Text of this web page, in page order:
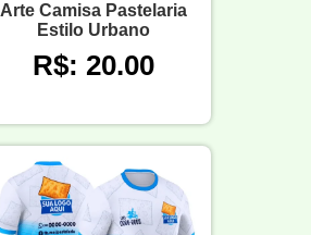
Arte Camisa Pastelaria
Estilo Urbano
R$: 20.00